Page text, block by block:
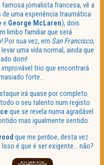
famosa jornalista francesa, vê a
uma experiência traumática
e George McLaren), dois
limbo familiar que será
Por sua vez, em San Francisco,
uma vida normal, ainda que
dom!
trio que encontrará
forte…
irá quase por completo
o seu talento num registo
que se revela numa agradável
mas igualmente sentido.
que me perdoe, desta vez
é que é ser exigente… não?